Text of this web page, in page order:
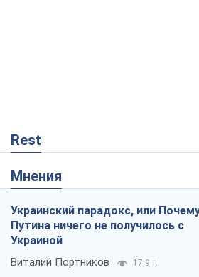
Rest
Мнения
Украинский парадокс, или
Путина ничего не получилось с
Украиной
Виталий Портников 17,9 т.